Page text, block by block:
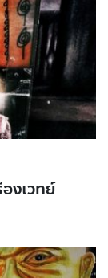
งเวทย์